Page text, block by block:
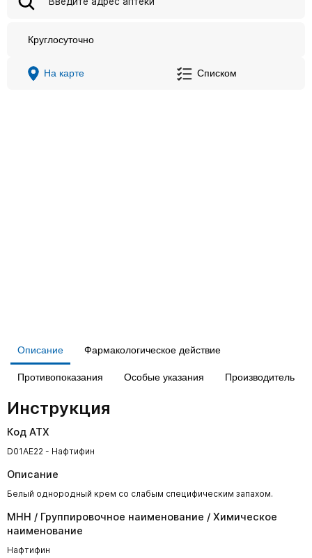
Круглосуточно
На карте Списком
Описание Фармакологическое действие
Противопоказания Особые указания Производитель
Инструкция
Код АТХ
D01AE22 - Нафтифин
Описание
Белый однородный крем со слабым специфическим запахом.
МНН / Группировочное наименование / Химическое
наименование
Нафтифин